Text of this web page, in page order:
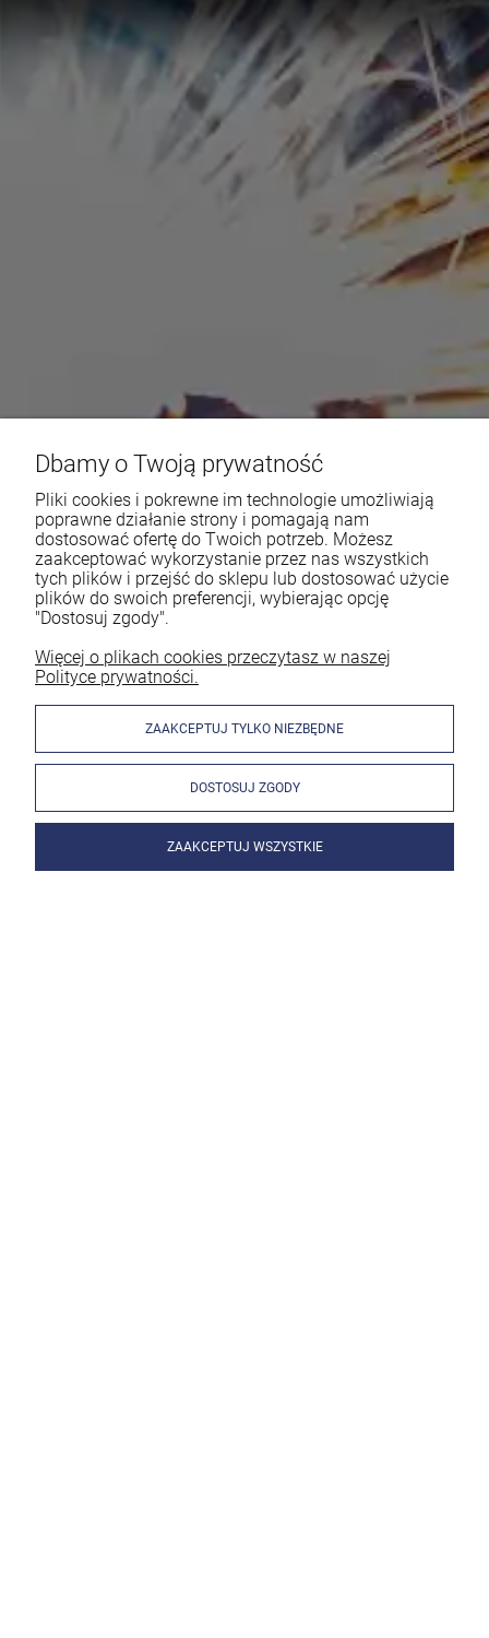
Dbamy o Twoją prywatność
Pliki cookies i pokrewne im technologie umożliwiają
poprawne działanie strony i pomagają nam
dostosować ofertę do Twoich potrzeb. Możesz
zaakceptować wykorzystanie przez nas wszystkich
tych plików i przejść do sklepu lub dostosować użycie
plików do swoich preferencji, wybierając opcję
"Dostosuj zgody".
Więcej o plikach cookies przeczytasz w naszej
Polityce prywatności.
ZAAKCEPTUJ TYLKO NIEZBĘDNE
DOSTOSUJ ZGODY
ZAAKCEPTUJ WSZYSTKIE